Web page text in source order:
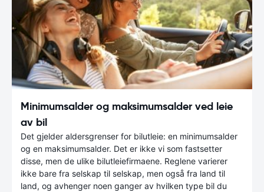
Minimumsalder og maksimumsalder ved leie
av bil
Det gjelder aldersgrenser for bilutleie: en minimumsalder
og en maksimumsalder. Det er ikke vi som fastsetter
disse, men de ulike bilutleiefirmaene. Reglene varierer
ikke bare fra selskap til selskap, men også fra land til
land, og avhenger noen ganger av hvilken type bil du